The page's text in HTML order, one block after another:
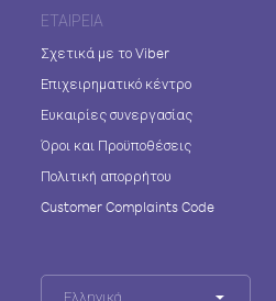
ΕΤΑΙΡΕΊΑ
Σχετικά με το Viber
Επιχειρηματικό κέντρο
Ευκαιρίες συνεργασίας
Όροι και Προϋποθέσεις
Πολιτική απορρήτου
Customer Complaints Code
Ελληνικά